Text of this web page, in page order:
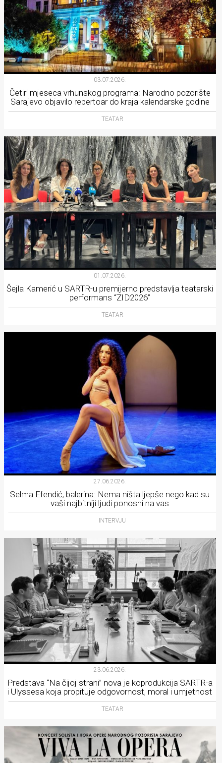
03.07.2026.
Četiri mjeseca vrhunskog programa: Narodno pozorište
Sarajevo objavilo repertoar do kraja kalendarske godine
TEATAR
01.07.2026.
Šejla Kamerić u SARTR-u premijerno predstavlja teatarski
performans “ZID2026”
TEATAR
27.06.2026.
Selma Efendić, balerina: Nema ništa ljepše nego kad su
vaši najbitniji ljudi ponosni na vas
INTERVJU
23.06.2026.
Predstava “Na čijoj strani” nova je koprodukcija SARTR-a
i Ulyssesa koja propituje odgovornost, moral i umjetnost
TEATAR